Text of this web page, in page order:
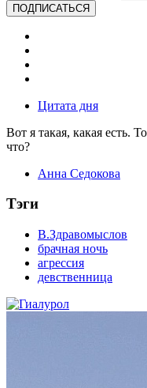
ПОДПИСАТЬСЯ
Цитата дня
Вот я такая, какая есть.
что?
Анна Седокова
Тэги
В.Здравомыслов
брачная ночь
агрессия
девственница